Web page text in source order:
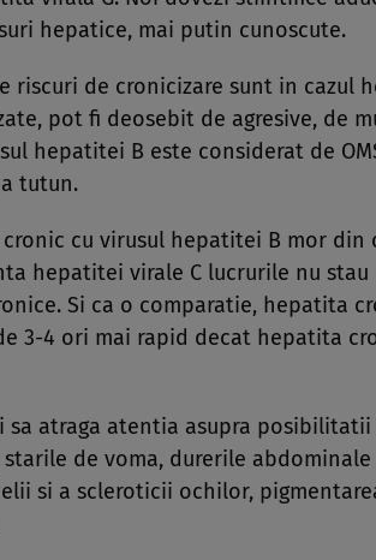
hepatice, mai putin cunoscute.
riscuri de cronicizare sunt in cazul
pot fi deosebit de agresive, de
hepatitei B este considerat de
tutun.
cu virusul hepatitei B mor din
hepatitei virale C lucrurile nu stau
Si ca o comparatie, hepatita
3-4 ori mai rapid decat hepatita
sa atraga atentia asupra posibilitatii
starile de voma, durerile abdominale
si a scleroticii ochilor,